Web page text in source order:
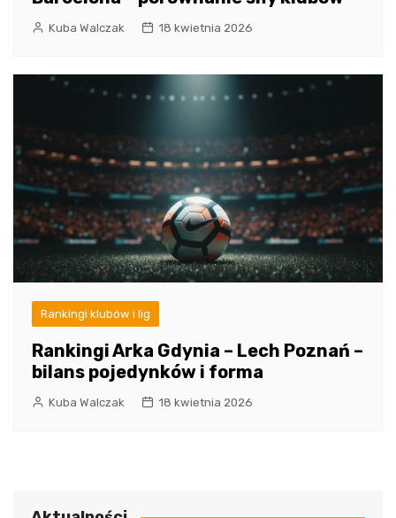
Kuba Walczak 18 kwietnia 2026
Rankingi klubów i lig
Rankingi Arka Gdynia – Lech Poznań –
bilans pojedynków i forma
Kuba Walczak 18 kwietnia 2026